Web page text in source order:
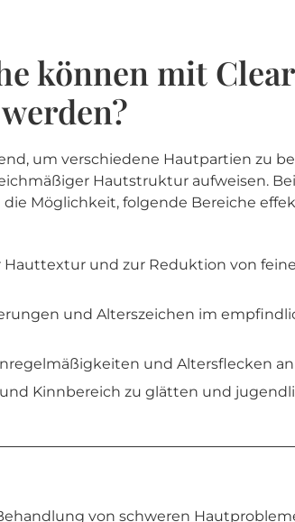
können mit
um verschiedene Hautpartien zu
Hautstruktur aufweisen.
Möglichkeit, folgende Bereiche
Hauttextur und zur Reduktion von
und Alterszeichen im
und Altersflecken
Kinnbereich zu glätten und
von schweren